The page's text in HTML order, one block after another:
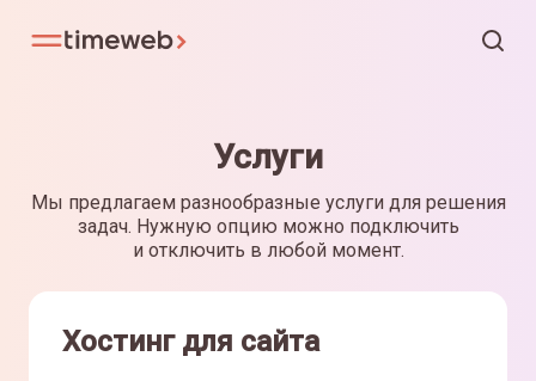
Услуги
Мы предлагаем разнообразные услуги для решения
задач. Нужную опцию можно подключить
и отключить в любой момент.
Хостинг для сайта